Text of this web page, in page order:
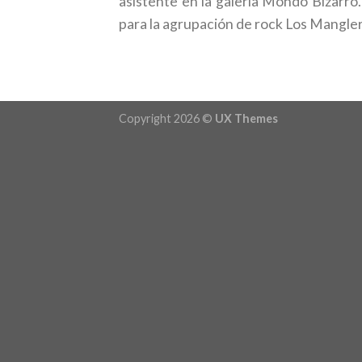
para la agrupación de rock Los
Copyright 2026 © UX Themes